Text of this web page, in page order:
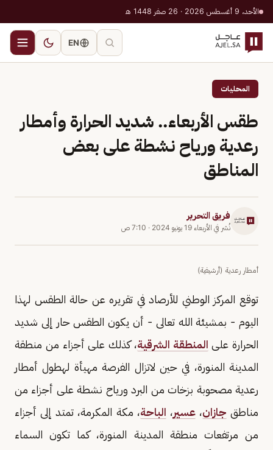
الأحد، 9 أغسطس 2026 · 26 صفر 1448 هـ
EN
المحليات
طقس الأربعاء.. شديد الحرارة وأمطار
رعدية ورياح نشطة على بعض
المناطق
فريق التحرير
نُشر في الأربعاء 19 يونيو 2024 · 7:10 ص
أمطار رعدية (أرشيفية)
توقع المركز الوطني للأرصاد في تقريره عن حالة الطقس لهذا
اليوم - بمشيئة الله تعالى - أن يكون الطقس حار إلى شديد
الحرارة على المنطقة الشرقية، كذلك على أجزاء من منطقة
المدينة المنورة، في حين لاتزال الفرصة مهيأة لهطول أمطار
رعدية مصحوبة بزخات من البرد ورياح نشطة على أجزاء من
مناطق جازان،عسير، الباحة، مكة المكرمة، تمتد إلى أجزاء
من مرتفعات منطقة المدينة المنورة، كما تكون السماء